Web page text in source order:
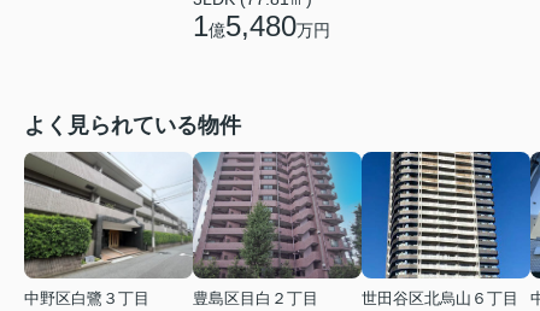
1億5,480万円
よく見られている物件
中野区白鷺３丁目
豊島区目白２丁目
世田谷区北烏山６丁目